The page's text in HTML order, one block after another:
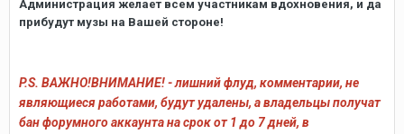
Администрация желает всем участникам вдохновения, и да
прибудут музы на Вашей стороне!
P.S. ВАЖНО!ВНИМАНИЕ! - лишний флуд, комментарии, не
являющиеся работами, будут удалены, а владельцы получат
бан форумного аккаунта на срок от 1 до 7 дней, в